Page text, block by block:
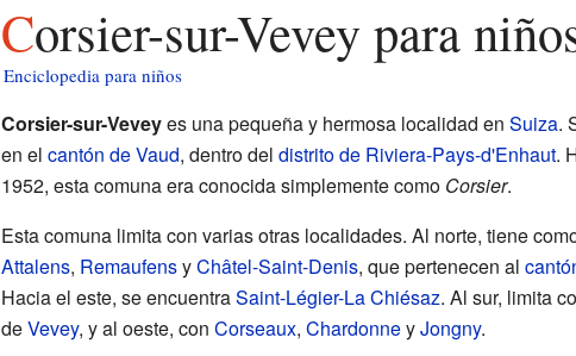
Corsier-sur-Vevey para
Enciclopedia para niños
Corsier-sur-Veveyes una pequeña y hermosa localidad en Suiza.
en el cantón de Vaud, dentro del distrito de Riviera-Pays-d'Enhaut.
1952, esta comuna era conocida simplemente como Corsier.
Esta comuna limita con varias otras localidades. Al norte, tiene
Attalens, RemaufensyChâtel-Saint-Denis, que pertenecen al
Hacia el este, se encuentraSaint-Légier-La Chiésaz. Al sur, limita
deVevey, y al oeste, con Corseaux, ChardonneyJongny.